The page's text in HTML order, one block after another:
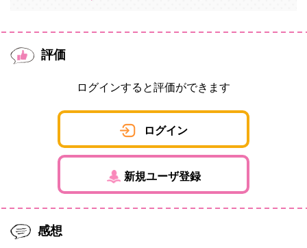
評価
ログインすると評価ができます
ログイン
新規ユーザ登録
感想